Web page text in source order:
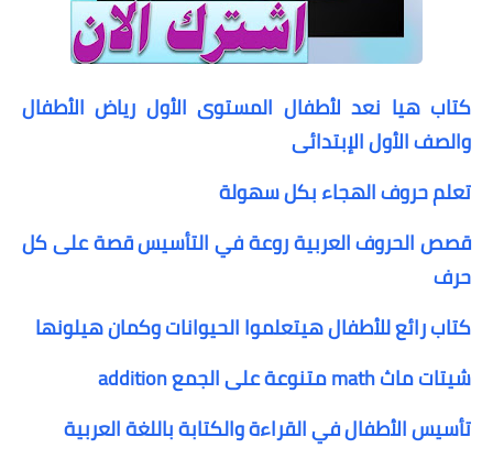
كتاب هيا نعد لأطفال المستوى الأول رياض الأطفال
والصف الأول الإبتدائى
تعلم حروف الهجاء بكل سهولة
قصص الحروف العربية روعة في التأسيس قصة على كل
حرف
كتاب رائع للأطفال هيتعلموا الحيوانات وكمان هيلونها
شيتات ماث math متنوعة على الجمع addition
تأسيس الأطفال في القراءة والكتابة باللغة العربية